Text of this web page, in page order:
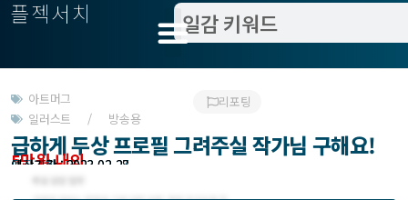
플젝서치
아트머그
일러스트 / 방송용
리포팅
급하게 두상 프로필 그려주실 작가님 구해요!
5만원 내외
모집기한 : 2023-02-27
예상기간 : 2023-02-28